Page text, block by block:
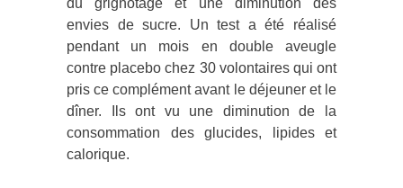
envies de sucre. Un test a été réalisé
pendant un mois en double aveugle
contre placebo chez 30 volontaires qui ont
pris ce complément avant le déjeuner et le
dîner. Ils ont vu une diminution de la
consommation des glucides, lipides et
calorique.